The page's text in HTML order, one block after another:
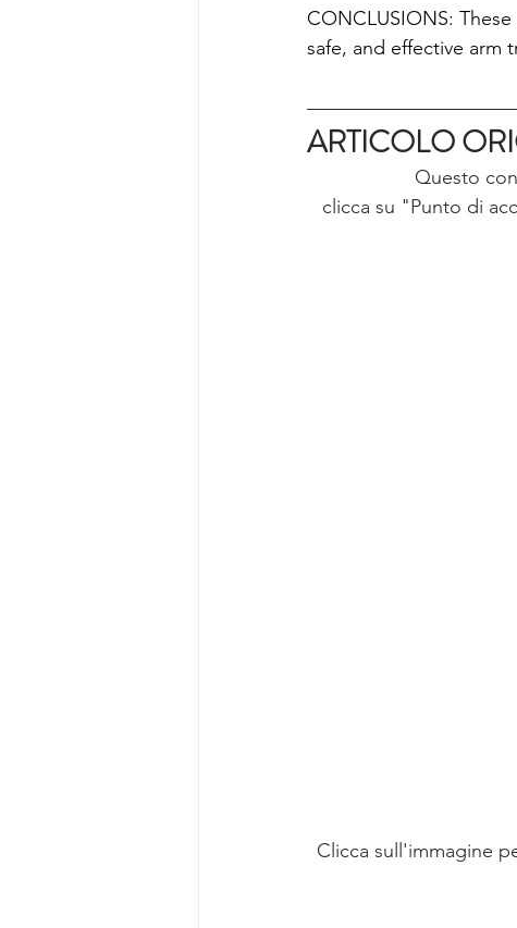
CONCLUSIONS:
safe, and effective arm
ARTICOLO
Questo
clicca su "Punto di
Clicca sull'immagine